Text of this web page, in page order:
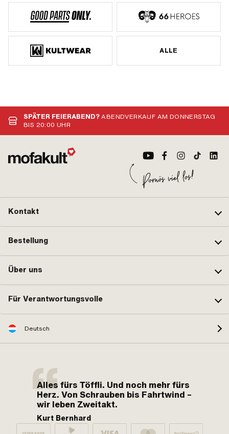
ALLE
SPÄTER FEIERABEND?ABENDVERKAUF AM DONNERSTAG
BIS 20:00 UHR
Kontakt
Bestellung
Über uns
Für Verantwortungsvolle
Deutsch
Alles fürs Töffli. Und noch mehr fürs
Herz. Von Schrauben bis Fahrtwind –
wir leben Zweitakt.
Kurt Bernhard